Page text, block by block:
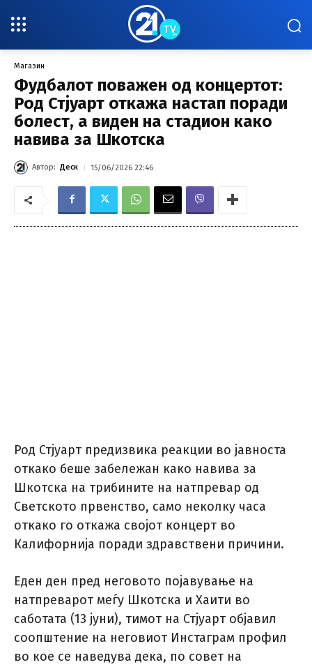
Магазин
Фудбалот поважен од концертот:
Род Стјуарт откажа настап поради
болест, а виден на стадион како
навива за Шкотска
Автор: Деск 15/06/2026 22:46
Род Стјуарт предизвика реакции во јавноста
откако беше забележан како навива за
Шкотска на трибините на натпревар од
Светското првенство, само неколку часа
откако го откажа својот концерт во
Калифорнија поради здравствени причини.
Еден ден пред неговото појавување на
натпреварот меѓу Шкотска и Хаити во
саботата (13 јуни), тимот на Стјуарт објавил
соопштение на неговиот Инстаграм профил
во кое се наведува дека, по совет на